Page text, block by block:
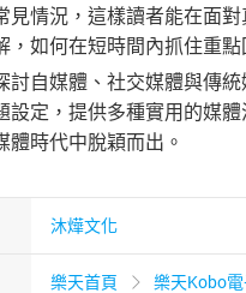
見情況，這樣讀者能在面
，如何在短時間內抓住重
自媒體、社交媒體與傳
設定，提供多種實用的媒
體時代中脫穎而出。
沐燁文化
樂天首頁 樂天Kobo